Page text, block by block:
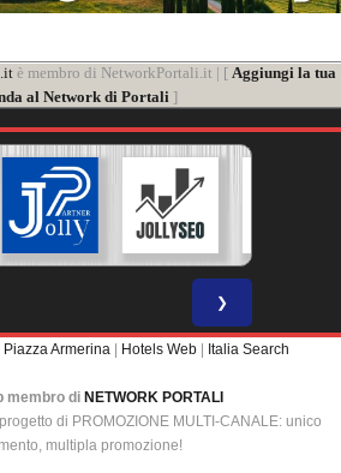
è membro di NetworkPortali.it | [ Aggiungi la tua
al Network di Portali]
❯
Piazza Armerina Hotels Web Italia Search
membro di NETWORK PORTALI
di PROMOZIONE MULTI-CANALE: unico
multipla promozione!